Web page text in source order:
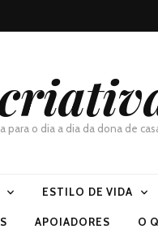
para o dia a dia da dona de
ESTILO DE VIDA
APOIADORES O